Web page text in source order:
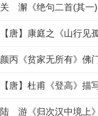
关 澥《绝句二首(其一
【唐】康庭之《山行见
颜丙《贫家无所有》佛
【唐】杜甫《登高》描
陆 游《归次汉中境上